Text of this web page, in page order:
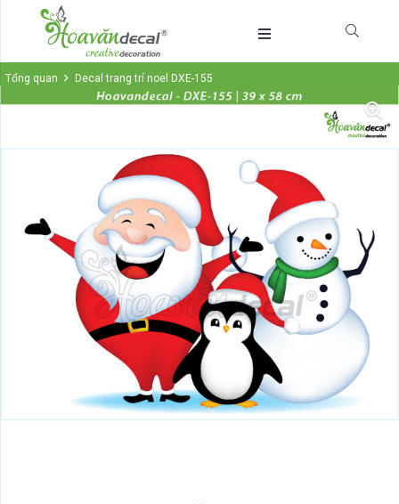
Tổng quan Decal trang trí noel DXE-155